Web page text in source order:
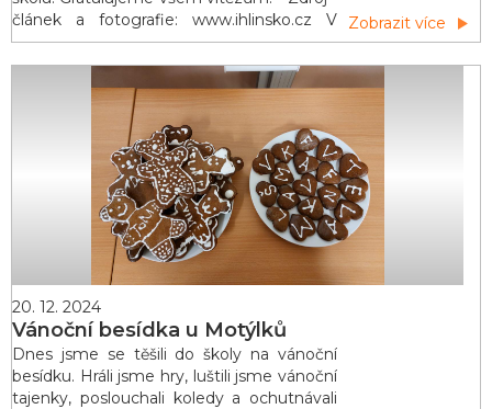
článek a fotografie: www.ihlinsko.cz V
úterý 28. ledna se zimní stadion v
Olšinkách proměnil v arénu plnou
adrenalinu, svištících bruslí a nadšeného
povzbuzování. Žáci základních škol z
Hlinska a okolí změřili své síly v rychlobr
Zobrazit více
20. 12. 2024
Vánoční besídka u Motýlků
Dnes jsme se těšili do školy na vánoční
besídku. Hráli jsme hry, luštili jsme vánoční
tajenky, poslouchali koledy a ochutnávali